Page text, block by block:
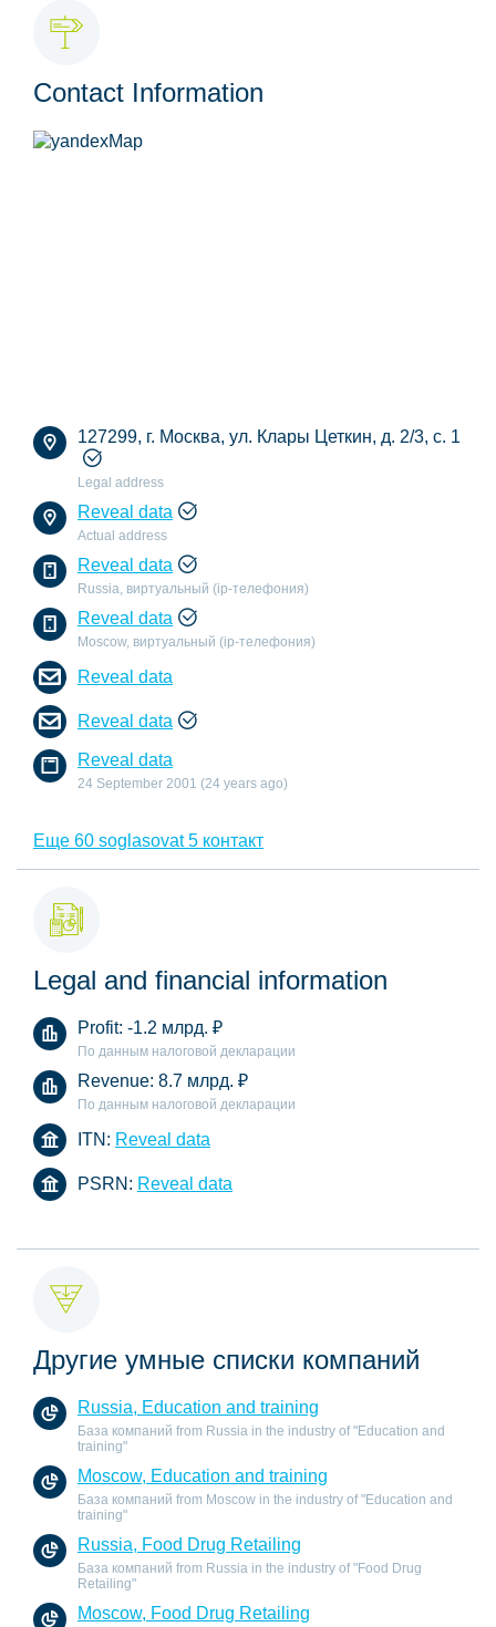
Contact Information
127299, г. Москва, ул. Клары Цеткин, д. 2/3, с. 1
Legal address
Reveal data
Actual address
Reveal data
Russia, виртуальный (ip-телефония)
Reveal data
Moscow, виртуальный (ip-телефония)
Reveal data
Reveal data
Reveal data
24 September 2001 (24 years ago)
Еще 60 soglasovat 5 контакт
Legal and financial information
Profit: -1.2 млрд. ₽
По данным налоговой декларации
Revenue: 8.7 млрд. ₽
По данным налоговой декларации
ITN: Reveal data
PSRN: Reveal data
Другие умные списки компаний
Russia, Education and training
База компаний from Russia in the industry of "Education and
training"
Moscow, Education and training
База компаний from Moscow in the industry of "Education and
training"
Russia, Food Drug Retailing
База компаний from Russia in the industry of "Food Drug
Retailing"
Moscow, Food Drug Retailing